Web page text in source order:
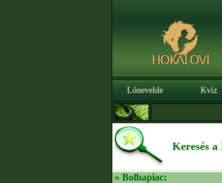
Lónevelde Kvíz
Keresés
» Bolhapiac: